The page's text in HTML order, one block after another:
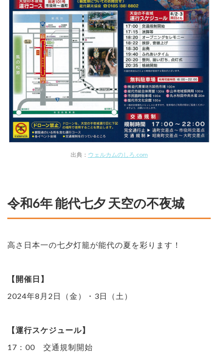
出典： ウェルカムのしろ.com
令和6年 能代七夕 天空の不夜城
高さ日本一の七夕灯籠が能代の夏を彩ります！
【開催日】
2024年8月2日（金）・3日（土）
【運行スケジュール】
17：00 交通規制開始